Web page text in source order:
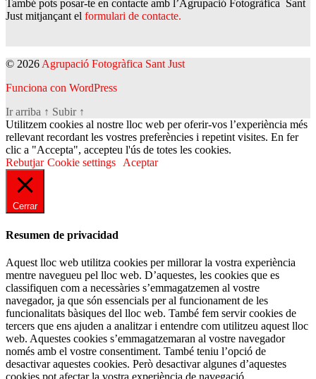
També pots posar-te en contacte amb l’Agrupació Fotogràfica Sant
Just mitjançant el formulari de contacte.
© 2026Agrupació Fotogràfica Sant Just
Funciona con WordPress
Ir arriba ↑ Subir ↑
Utilitzem cookies al nostre lloc web per oferir-vos l’experiència més
rellevant recordant les vostres preferències i repetint visites. En fer
clic a "Accepta", accepteu l'ús de totes les cookies.
Rebutjar Cookie settings Aceptar
Cerrar
Resumen de privacidad
Aquest lloc web utilitza cookies per millorar la vostra experiència
mentre navegueu pel lloc web. D’aquestes, les cookies que es
classifiquen com a necessàries s’emmagatzemen al vostre
navegador, ja que són essencials per al funcionament de les
funcionalitats bàsiques del lloc web. També fem servir cookies de
tercers que ens ajuden a analitzar i entendre com utilitzeu aquest lloc
web. Aquestes cookies s’emmagatzemaran al vostre navegador
només amb el vostre consentiment. També teniu l’opció de
desactivar aquestes cookies. Però desactivar algunes d’aquestes
cookies pot afectar la vostra experiència de navegació.